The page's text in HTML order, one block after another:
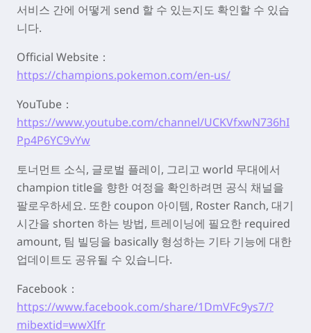
서비스 간에 어떻게 send 할 수 있는지도 확인할 수 있습
니다.
Official Website：
https://champions.pokemon.com/en-us/
YouTube：
https://www.youtube.com/channel/UCKVfxwN736hI
Pp4P6YC9vYw
토너먼트 소식, 글로벌 플레이, 그리고 world 무대에서
champion title을 향한 여정을 확인하려면 공식 채널을
팔로우하세요. 또한 coupon 아이템, Roster Ranch, 대기
시간을 shorten 하는 방법, 트레이닝에 필요한 required
amount, 팀 빌딩을 basically 형성하는 기타 기능에 대한
업데이트도 공유될 수 있습니다.
Facebook：
https://www.facebook.com/share/1DmVFc9ys7/?
mibextid=wwXIfr